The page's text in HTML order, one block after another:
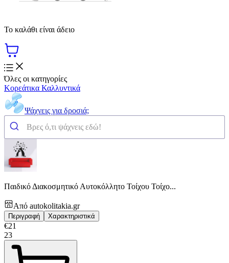
Το καλάθι είναι άδειο
Όλες οι κατηγορίες
Κορεάτικα Καλλυντικά
Ψάχνεις για δροσιά;
Παιδικό Διακοσμητικό Αυτοκόλλητο Τοίχου Τοίχο...
Από autokolitakia.gr
Περιγραφή Χαρακτηριστικά
€21
23